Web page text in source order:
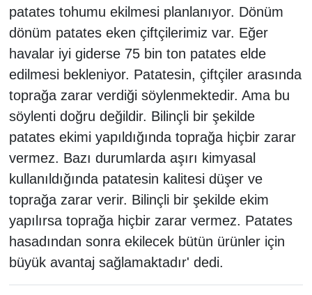
patates tohumu ekilmesi planlanıyor. Dönüm
dönüm patates eken çiftçilerimiz var. Eğer
havalar iyi giderse 75 bin ton patates elde
edilmesi bekleniyor. Patatesin, çiftçiler arasında
toprağa zarar verdiği söylenmektedir. Ama bu
söylenti doğru değildir. Bilinçli bir şekilde
patates ekimi yapıldığında toprağa hiçbir zarar
vermez. Bazı durumlarda aşırı kimyasal
kullanıldığında patatesin kalitesi düşer ve
toprağa zarar verir. Bilinçli bir şekilde ekim
yapılırsa toprağa hiçbir zarar vermez. Patates
hasadından sonra ekilecek bütün ürünler için
büyük avantaj sağlamaktadır' dedi.